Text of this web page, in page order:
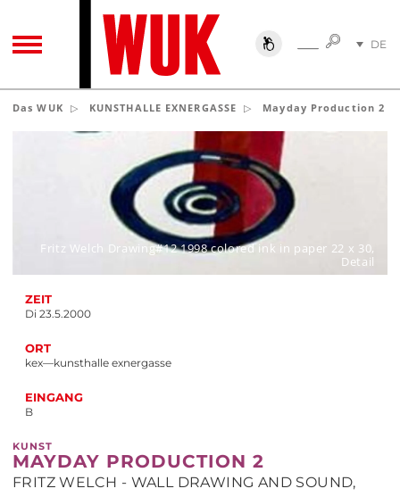
TOGGLE NAVIGATIONSUCHESUCHE
DE
Das WUK KUNSTHALLE EXNERGASSE Mayday Production 2
ZEIT
Di 23.5.2000
ORT
kex—kunsthalle exnergasse
EINGANG
B
Fritz Welch Drawing#12 1998 colored ink in paper 22 x 30,
Detail
KUNST
MAYDAY PRODUCTION 2
FRITZ WELCH - WALL DRAWING AND SOUND,